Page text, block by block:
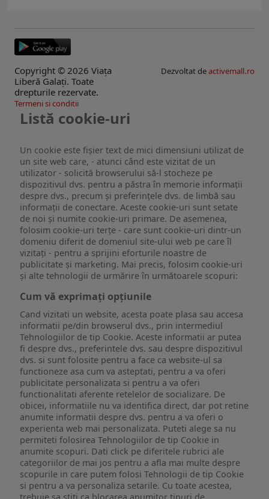
Copyright © 2026 Viaţa
Liberă Galaţi. Toate
drepturile rezervate.
Dezvoltat deactivemall.ro
Termeni si conditii
Listă cookie-uri
Un cookie este fişier text de mici dimensiuni utilizat de
un site web care, - atunci când este vizitat de un
utilizator - solicită browserului să-l stocheze pe
dispozitivul dvs. pentru a păstra în memorie informații
despre dvs., precum și preferințele dvs. de limbă sau
informații de conectare. Aceste cookie-uri sunt setate
de noi și numite cookie-uri primare. De asemenea,
folosim cookie-uri terțe - care sunt cookie-uri dintr-un
domeniu diferit de domeniul site-ului web pe care îl
vizitați - pentru a sprijini eforturile noastre de
publicitate și marketing. Mai precis, folosim cookie-uri
și alte tehnologii de urmărire în următoarele scopuri:
Cum vă exprimați opțiunile
Cand vizitati un website, acesta poate plasa sau accesa
informatii pe/din browserul dvs., prin intermediul
Tehnologiilor de tip Cookie. Aceste informatii ar putea
fi despre dvs., preferintele dvs. sau despre dispozitivul
dvs. si sunt folosite pentru a face ca website-ul sa
functioneze asa cum va asteptati, pentru a va oferi
publicitate personalizata si pentru a va oferi
functionalitati aferente retelelor de socializare. De
obicei, informatiile nu va identifica direct, dar pot retine
anumite informatii despre dvs. pentru a va oferi o
experienta web mai personalizata. Puteti alege sa nu
permiteti folosirea Tehnologiilor de tip Cookie in
anumite scopuri. Dati click pe diferitele rubrici ale
categoriilor de mai jos pentru a afla mai multe despre
scopurile in care putem folosi Tehnologii de tip Cookie
si pentru a va personaliza setarile. Cu toate acestea,